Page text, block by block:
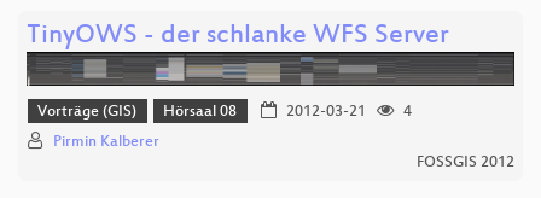
TinyOWS - der schlanke WFS Server
Vorträge (GIS) Hörsaal 08 2012-03-21
4
Pirmin Kalberer
FOSSGIS 2012